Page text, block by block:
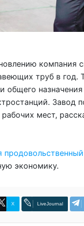
компания
труб в год.
общего
Завод
мест,
экономику.
X LiveJournal